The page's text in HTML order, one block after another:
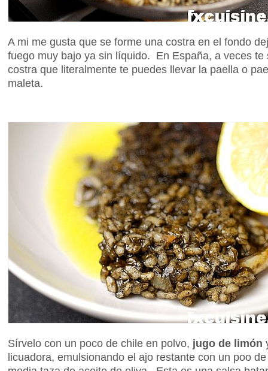
A mi me gusta que se forme una costra en el fondo
fuego muy bajo ya sin líquido. En España, a veces te
costra que literalmente te puedes llevar la paella o
maleta.
Sírvelo con un poco de chile en polvo, jugo de limón
licuadora, emulsionando el ajo restante con un poo